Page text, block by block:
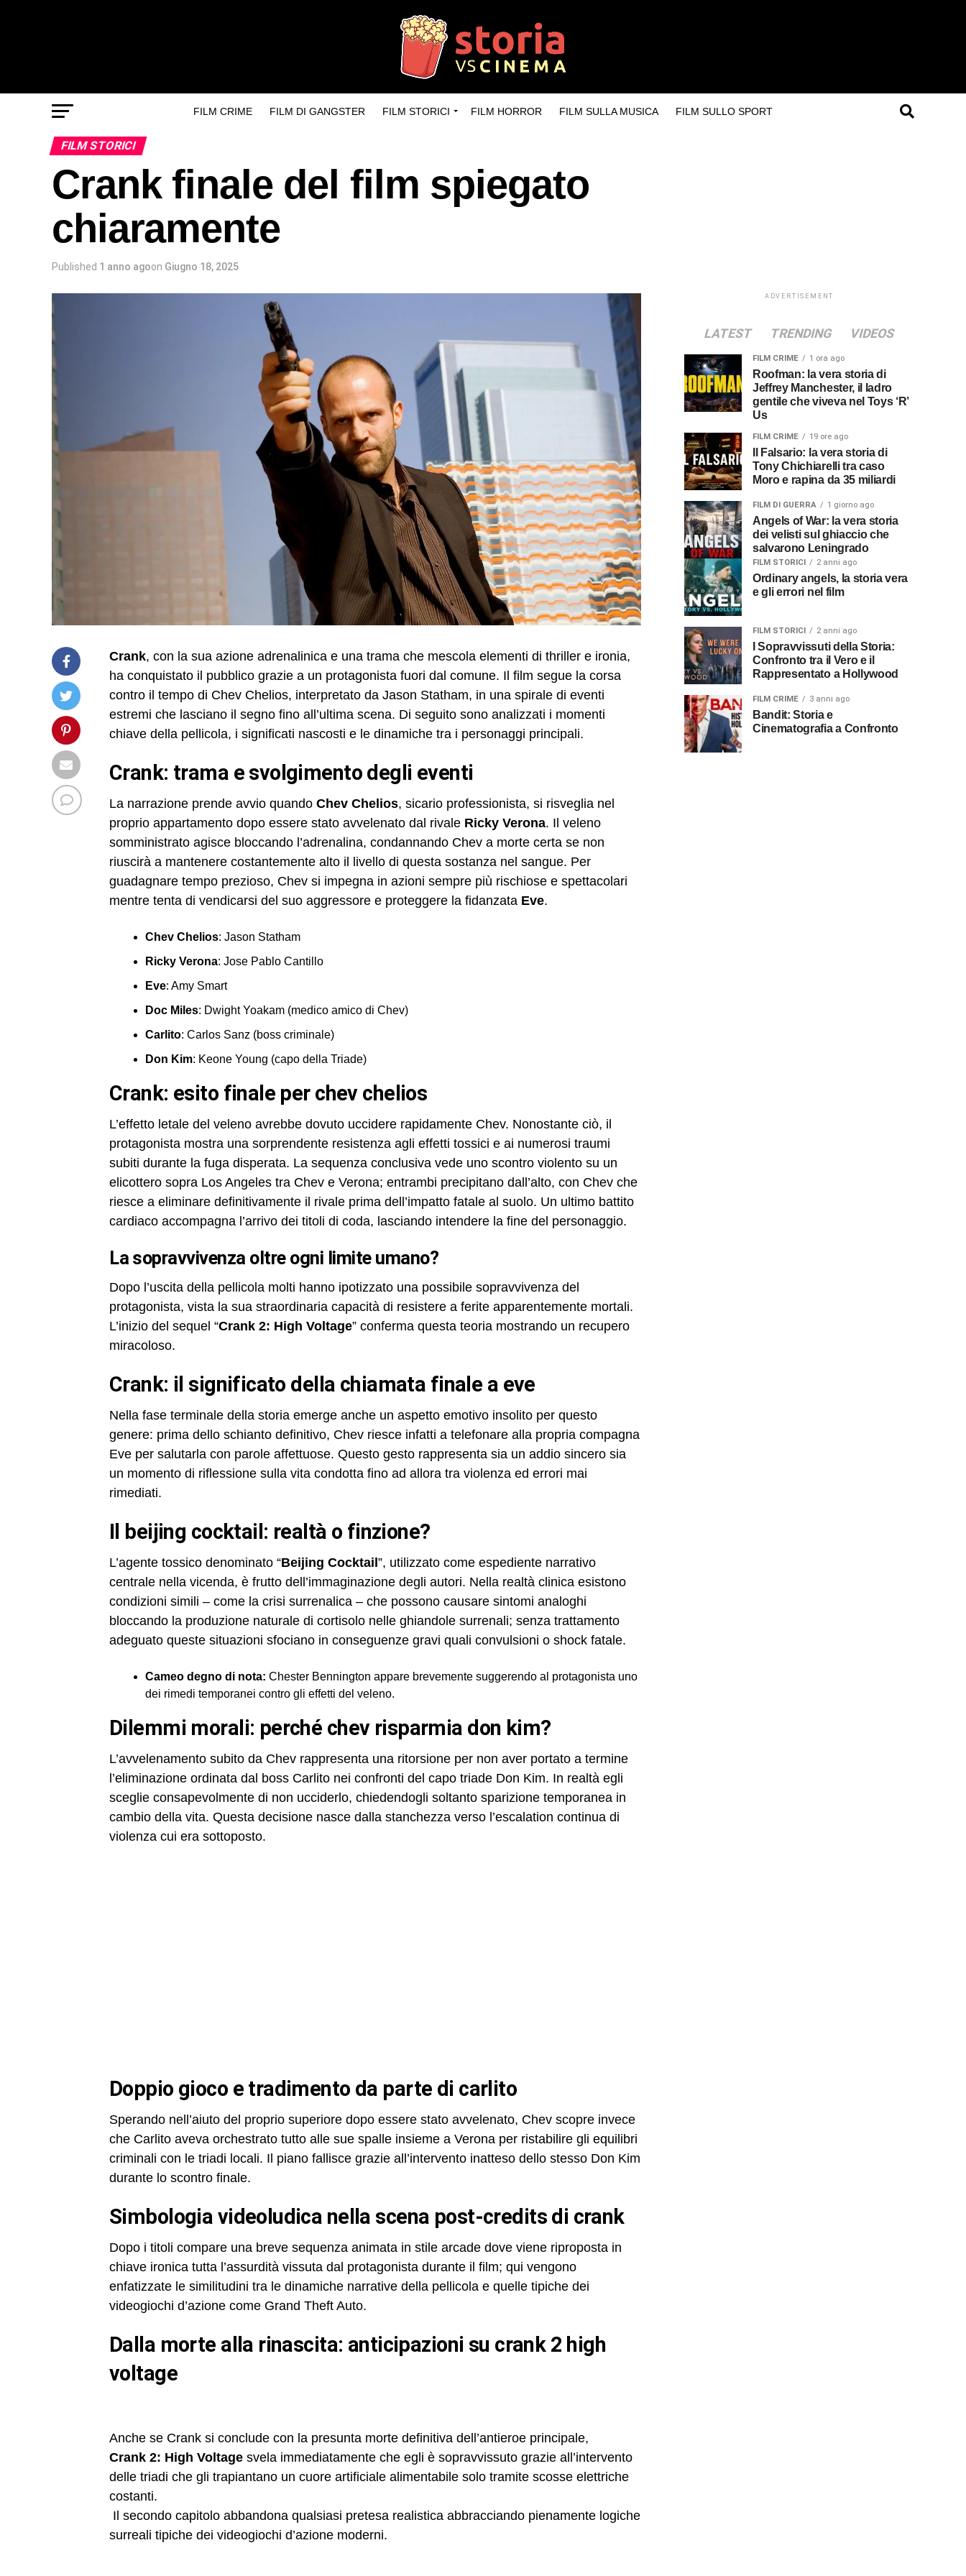
FILM CRIME FILM DI GANGSTER FILM STORICI FILM HORROR FILM SULLA MUSICA FILM SULLO SPORT
FILM STORICI
Crank finale del film spiegato
chiaramente
Published 1 anno agoon Giugno 18, 2025
Crank, con la sua azione adrenalinica e una trama che mescola elementi di thriller e ironia,
ha conquistato il pubblico grazie a un protagonista fuori dal comune. Il film segue la corsa
contro il tempo di Chev Chelios, interpretato da Jason Statham, in una spirale di eventi
estremi che lasciano il segno fino all’ultima scena. Di seguito sono analizzati i momenti
chiave della pellicola, i significati nascosti e le dinamiche tra i personaggi principali.
crank: trama e svolgimento degli eventi
La narrazione prende avvio quando Chev Chelios, sicario professionista, si risveglia nel
proprio appartamento dopo essere stato avvelenato dal rivale Ricky Verona. Il veleno
somministrato agisce bloccando l’adrenalina, condannando Chev a morte certa se non
riuscirà a mantenere costantemente alto il livello di questa sostanza nel sangue. Per
guadagnare tempo prezioso, Chev si impegna in azioni sempre più rischiose e spettacolari
mentre tenta di vendicarsi del suo aggressore e proteggere la fidanzata Eve.
Chev Chelios: Jason Statham
Ricky Verona: Jose Pablo Cantillo
Eve: Amy Smart
Doc Miles: Dwight Yoakam (medico amico di Chev)
Carlito: Carlos Sanz (boss criminale)
Don Kim: Keone Young (capo della Triade)
crank: esito finale per chev chelios
L’effetto letale del veleno avrebbe dovuto uccidere rapidamente Chev. Nonostante ciò, il
protagonista mostra una sorprendente resistenza agli effetti tossici e ai numerosi traumi
subiti durante la fuga disperata. La sequenza conclusiva vede uno scontro violento su un
elicottero sopra Los Angeles tra Chev e Verona; entrambi precipitano dall’alto, con Chev che
riesce a eliminare definitivamente il rivale prima dell’impatto fatale al suolo. Un ultimo battito
cardiaco accompagna l’arrivo dei titoli di coda, lasciando intendere la fine del personaggio.
la sopravvivenza oltre ogni limite umano?
Dopo l’uscita della pellicola molti hanno ipotizzato una possibile sopravvivenza del
protagonista, vista la sua straordinaria capacità di resistere a ferite apparentemente mortali.
L’inizio del sequel “Crank 2: High Voltage” conferma questa teoria mostrando un recupero
miracoloso.
crank: il significato della chiamata finale a eve
Nella fase terminale della storia emerge anche un aspetto emotivo insolito per questo
genere: prima dello schianto definitivo, Chev riesce infatti a telefonare alla propria compagna
Eve per salutarla con parole affettuose. Questo gesto rappresenta sia un addio sincero sia
un momento di riflessione sulla vita condotta fino ad allora tra violenza ed errori mai
rimediati.
il beijing cocktail: realtà o finzione?
L’agente tossico denominato “Beijing Cocktail”, utilizzato come espediente narrativo
centrale nella vicenda, è frutto dell’immaginazione degli autori. Nella realtà clinica esistono
condizioni simili – come la crisi surrenalica – che possono causare sintomi analoghi
bloccando la produzione naturale di cortisolo nelle ghiandole surrenali; senza trattamento
adeguato queste situazioni sfociano in conseguenze gravi quali convulsioni o shock fatale.
Cameo degno di nota: Chester Bennington appare brevemente suggerendo al protagonista uno
dei rimedi temporanei contro gli effetti del veleno.
dilemmi morali: perché chev risparmia don kim?
L’avvelenamento subito da Chev rappresenta una ritorsione per non aver portato a termine
l’eliminazione ordinata dal boss Carlito nei confronti del capo triade Don Kim. In realtà egli
sceglie consapevolmente di non ucciderlo, chiedendogli soltanto sparizione temporanea in
cambio della vita. Questa decisione nasce dalla stanchezza verso l’escalation continua di
violenza cui era sottoposto.
doppio gioco e tradimento da parte di carlito
Sperando nell’aiuto del proprio superiore dopo essere stato avvelenato, Chev scopre invece
che Carlito aveva orchestrato tutto alle sue spalle insieme a Verona per ristabilire gli equilibri
criminali con le triadi locali. Il piano fallisce grazie all’intervento inatteso dello stesso Don Kim
durante lo scontro finale.
simbologia videoludica nella scena post-credits di crank
Dopo i titoli compare una breve sequenza animata in stile arcade dove viene riproposta in
chiave ironica tutta l’assurdità vissuta dal protagonista durante il film; qui vengono
enfatizzate le similitudini tra le dinamiche narrative della pellicola e quelle tipiche dei
videogiochi d’azione come Grand Theft Auto.
dalla morte alla rinascita: anticipazioni su crank 2 high
voltage
Anche se Crank si conclude con la presunta morte definitiva dell’antieroe principale,
Crank 2: High Voltage svela immediatamente che egli è sopravvissuto grazie all’intervento
delle triadi che gli trapiantano un cuore artificiale alimentabile solo tramite scosse elettriche
costanti.
Il secondo capitolo abbandona qualsiasi pretesa realistica abbracciando pienamente logiche
surreali tipiche dei videogiochi d’azione moderni.
ADVERTISEMENT
LATEST TRENDING VIDEOS
FILM CRIME 1 ora ago
Roofman: la vera storia di
Jeffrey Manchester, il ladro
gentile che viveva nel Toys ‘R’
Us
FILM CRIME 19 ore ago
Tony Chichiarelli tra caso
Moro e rapina da 35 miliardi
FILM DI GUERRA 1 giorno ago
Angels of War: la vera storia
dei velisti sul ghiaccio che
salvarono Leningrado
FILM STORICI 2 anni ago
Ordinary angels, la storia vera
e gli errori nel film
FILM STORICI 2 anni ago
Confronto tra il Vero e il
Rappresentato a Hollywood
FILM CRIME 3 anni ago
Bandit: Storia e
Cinematografia a Confronto